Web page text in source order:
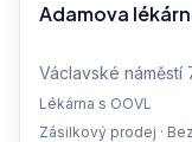
Adamova
Václavské náměstí
Lékárna s OOVL
Zásilkový prodej ·